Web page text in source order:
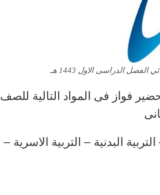
الدراسى الاول 1443 هـ
فواز فى المواد التالية للصف
البدنية – التربية الاسرية –